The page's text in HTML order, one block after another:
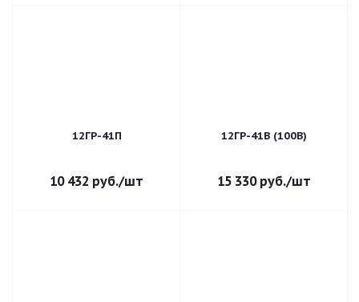
12ГР-41П
10 432 руб./шт
12ГР-41В (100В)
15 330руб./шт